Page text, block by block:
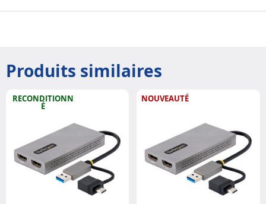
Produits similaires
RECONDITIONN
É
NOUVEAUTÉ